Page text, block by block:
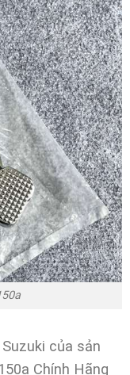
của sản
Chính Hãng